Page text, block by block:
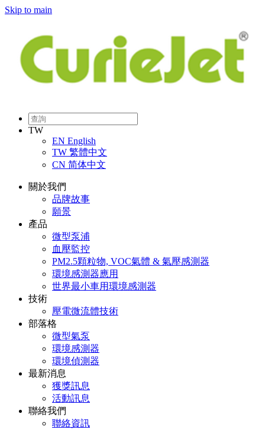
Skip to main
TW
EN English
TW 繁體中文
CN 简体中文
關於我們
品牌故事
願景
產品
微型泵浦
血壓監控
PM2.5顆粒物, VOC氣體 & 氣壓感測器
環境感測器應用
世界最小車用環境感測器
技術
壓電微流體技術
部落格
微型氣泵
環境感測器
環境偵測器
最新消息
獲獎訊息
活動訊息
聯絡我們
聯絡資訊